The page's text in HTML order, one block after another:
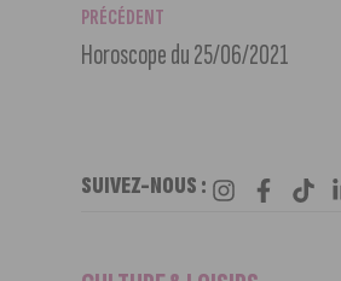
PRÉCÉDENT
Horoscope du 25/06/2021
SUIVEZ-NOUS :